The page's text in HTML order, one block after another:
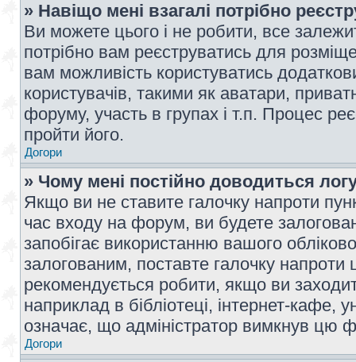
» Навіщо мені взагалі потрібно
Ви можете цього і не робити, все
потрібно вам реєструватись для
вам можливість користуватись
користувачів, такими як аватари,
форуму, участь в групах і т.п. Процес
пройти його.
Догори
» Чому мені постійно доводиться
Якщо ви не ставите галочку напроти
час входу на форум, ви будете
запобігає використанню вашого
залогованим, поставте галочку
рекомендується робити, якщо ви
наприклад в бібліотеці, інтернет-кафе,
означає, що адміністратор вимкнув цю
Догори